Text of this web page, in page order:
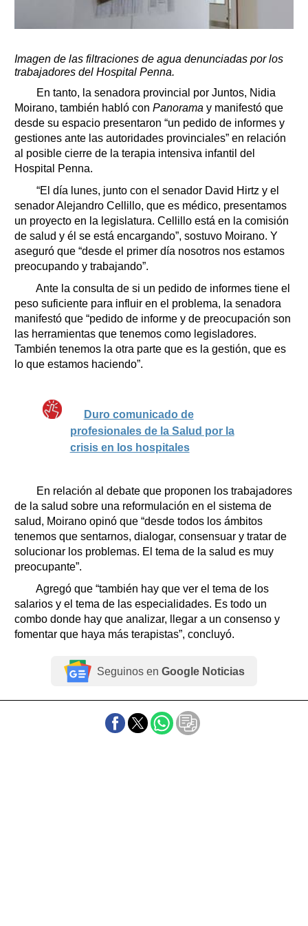
Imagen de las filtraciones de agua denunciadas por los
trabajadores del Hospital Penna.
En tanto, la senadora provincial por Juntos, Nidia
Moirano, también habló con Panorama y manifestó que
desde su espacio presentaron “un pedido de informes y
gestiones ante las autoridades provinciales” en relación
al posible cierre de la terapia intensiva infantil del
Hospital Penna.
“El día lunes, junto con el senador David Hirtz y el
senador Alejandro Cellillo, que es médico, presentamos
un proyecto en la legislatura. Cellillo está en la comisión
de salud y él se está encargando”, sostuvo Moirano. Y
aseguró que “desde el primer día nosotros nos estamos
preocupando y trabajando”.
Ante la consulta de si un pedido de informes tiene el
peso suficiente para influir en el problema, la senadora
manifestó que “pedido de informe y de preocupación son
las herramientas que tenemos como legisladores.
También tenemos la otra parte que es la gestión, que es
lo que estamos haciendo”.
Duro comunicado de
profesionales de la Salud por la
crisis en los hospitales
En relación al debate que proponen los trabajadores
de la salud sobre una reformulación en el sistema de
salud, Moirano opinó que “desde todos los ámbitos
tenemos que sentarnos, dialogar, consensuar y tratar de
solucionar los problemas. El tema de la salud es muy
preocupante”.
Agregó que “también hay que ver el tema de los
salarios y el tema de las especialidades. Es todo un
combo donde hay que analizar, llegar a un consenso y
fomentar que haya más terapistas”, concluyó.
Seguinos en Google Noticias